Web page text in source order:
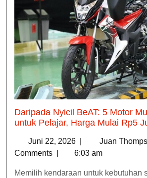
Daripada Nyicil BeAT: 5 Motor
untuk Pelajar, Harga Mulai Rp5
Juni 22, 2026 Juan
Comments
6:03 am
Memilih kendaraan untuk kebutuhan